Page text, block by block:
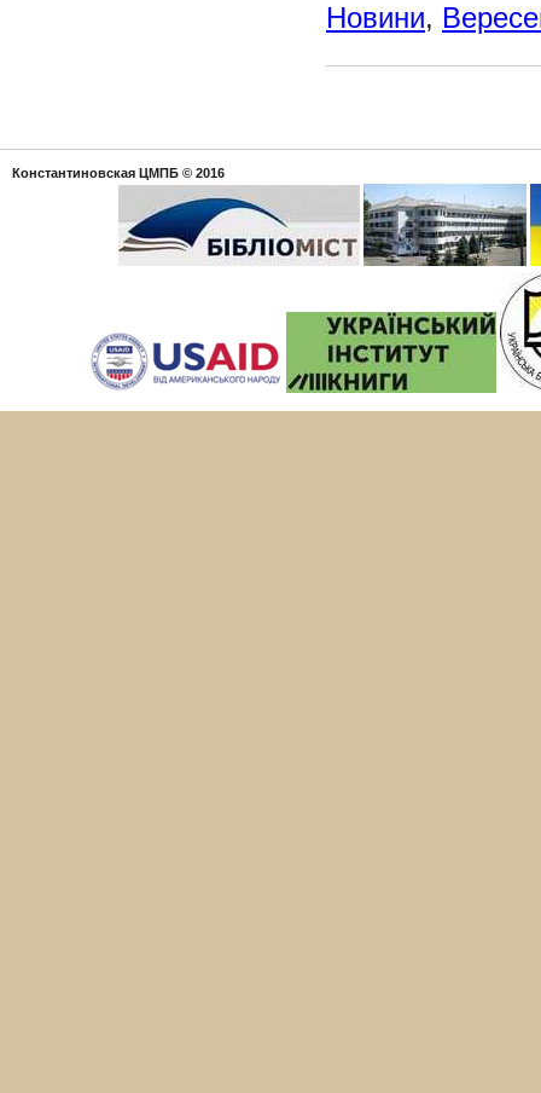
Новини,
Константиновская ЦМПБ © 2016